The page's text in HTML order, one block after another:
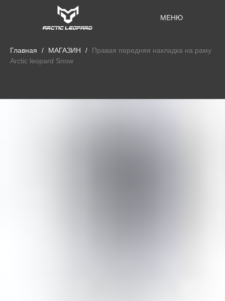
МЕНЮ
Главная МАГАЗИН
Правая передняя накладка на раму
Arctic leopard Snow